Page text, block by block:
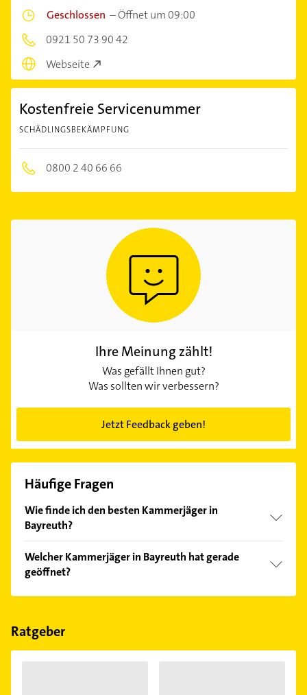
Geschlossen –Öffnet um 09:00
0921 50 73 90 42
Webseite
Kostenfreie Servicenummer
SCHÄDLINGSBEKÄMPFUNG
0800 2 40 66 66
Ihre Meinung zählt!
Was gefällt Ihnen gut?
Was sollten wir verbessern?
Jetzt Feedback geben!
Häufige Fragen
Wie finde ich den besten Kammerjäger in
Bayreuth?
Kundenmeinungen und profitieren Sie von den
Empfehlungen. Die Suchergebnisse können Sie sich
einfach nachBewertungensortiert anzeigen lassen.
Welcher Kammerjäger in Bayreuth hat gerade
geöffnet?
Im Anbieter-Bereich finden Sie alleÖffnungszeiten.
Feiertagen abweichen können.
Ratgeber